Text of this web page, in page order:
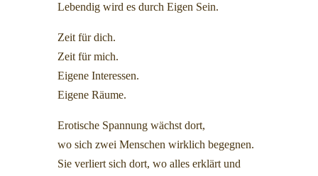
Lebendig wird es durch Eigen Sein.
Zeit für dich.
Zeit für mich.
Eigene Interessen.
Eigene Räume.
Erotische Spannung wächst dort,
wo sich zwei Menschen wirklich begegnen.
Sie verliert sich dort, wo alles erklärt und